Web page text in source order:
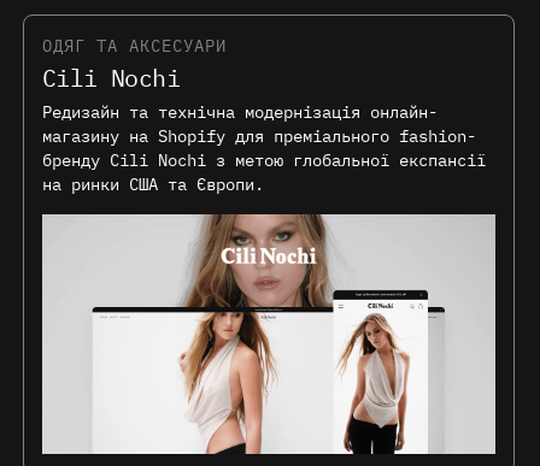
ОДЯГ ТА АКСЕСУАРИ
Cili Nochi
Редизайн та технічна модернізація онлайн-
магазину на Shopify для преміального fashion-
бренду Cili Nochi з метою глобальної експансії
на ринки США та Європи.